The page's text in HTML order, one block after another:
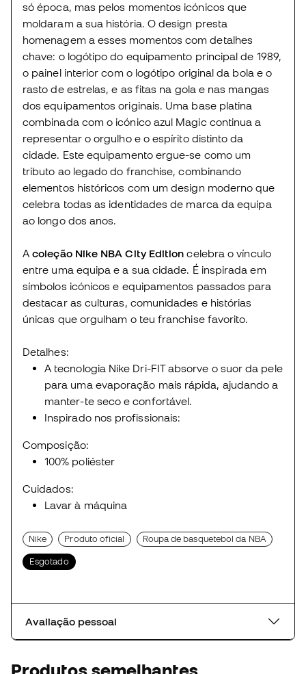
só época, mas pelos momentos icónicos que
moldaram a sua história. O design presta
homenagem a esses momentos com detalhes
chave: o logótipo do equipamento principal de 1989,
o painel interior com o logótipo original da bola e o
rasto de estrelas, e as fitas na gola e nas mangas
dos equipamentos originais. Uma base platina
combinada com o icónico azul Magic continua a
representar o orgulho e o espírito distinto da
cidade. Este equipamento ergue-se como um
tributo ao legado do franchise, combinando
elementos históricos com um design moderno que
celebra todas as identidades de marca da equipa
ao longo dos anos.
Acoleção Nike NBA City Edition celebra o vínculo
entre uma equipa e a sua cidade. É inspirada em
símbolos icónicos e equipamentos passados para
destacar as culturas, comunidades e histórias
únicas que orgulham o teu franchise favorito.
Detalhes:
A tecnologia Nike Dri-FIT absorve o suor da pele
para uma evaporação mais rápida, ajudando a
manter-te seco e confortável.
Inspirado nos profissionais:
Composição:
100% poliéster
Cuidados:
Lavar à máquina
Nike Produto oficial Roupa de basquetebol da NBA
Esgotado
Avaliação pessoal